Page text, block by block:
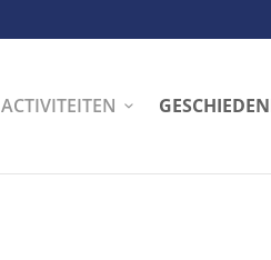
ACTIVITEITEN